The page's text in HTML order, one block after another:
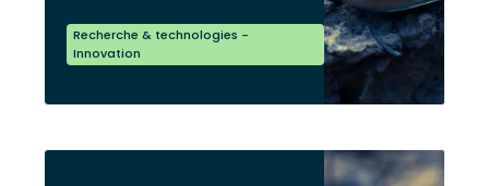
Recherche & technologies -
Innovation